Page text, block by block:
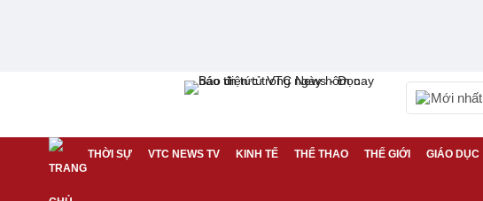
Mới nhất
THỜI SỰ VTC NEWS TV KINH TẾ THỂ THAO THẾ GIỚI GIÁO DỤC